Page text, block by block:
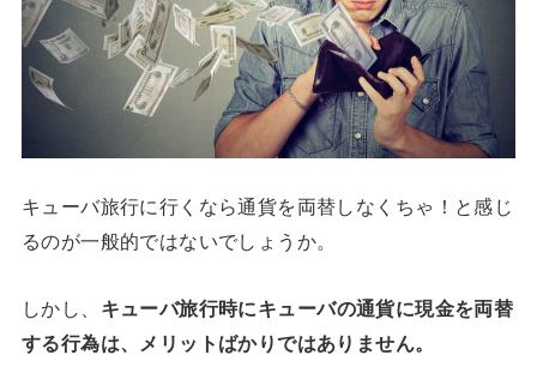
キューバ旅行に行くなら通貨を両替しなくちゃ！と感じ
るのが一般的ではないでしょうか。
しかし、 キューバ旅行時にキューバの通貨に現金を両替
する行為は、メリットばかりではありません。